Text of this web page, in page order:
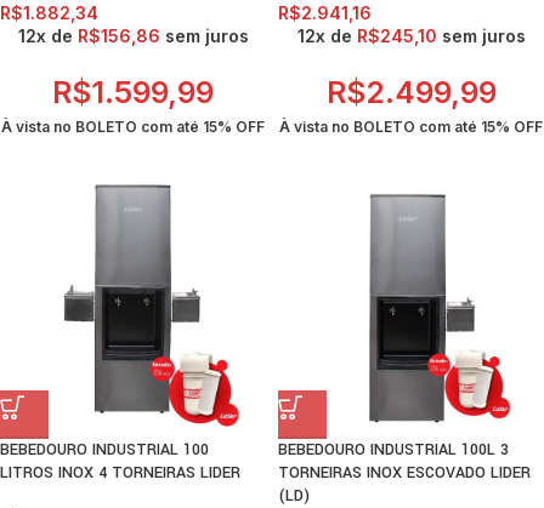
R$1.882,34
12x de R$156,86 sem juros
R$1.599,99
À vista no BOLETO com até 15% OFF
R$2.941,16
12x de R$245,10 sem juros
R$2.499,99
À vista no BOLETO com até 15% OFF
BEBEDOURO INDUSTRIAL 100
LITROS INOX 4 TORNEIRAS LIDER
BEBEDOURO INDUSTRIAL 100L 3
TORNEIRAS INOX ESCOVADO LIDER
(LD)